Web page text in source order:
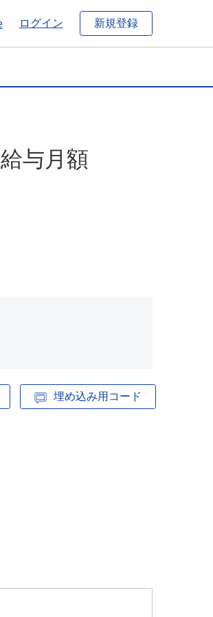
ログイン 新規登録
与月額
埋め込み用コード